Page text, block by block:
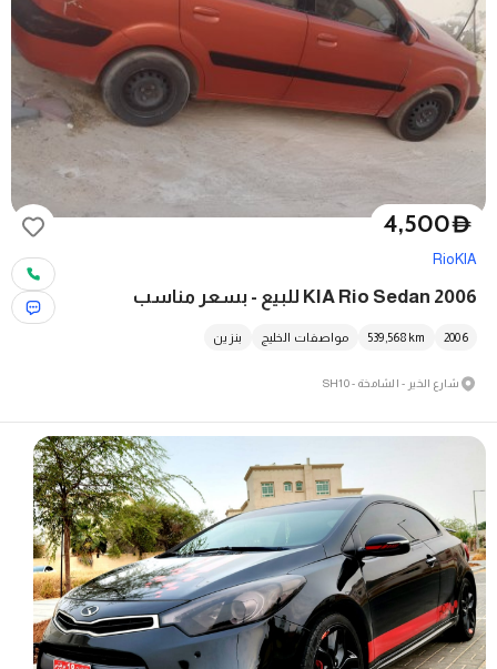
D
4,500
KIA
Rio
KIA Rio Sedan 2006 للبيع - بسعر مناسب
2006
539,568 km مواصفات الخليج بنزين
شارع الخير - الشامخة - SH10